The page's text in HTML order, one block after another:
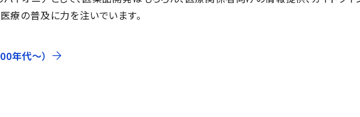
療の普及に力を注いでいます。
年代〜）